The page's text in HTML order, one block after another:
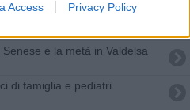
Access Privacy Policy
i lavori per la nuova piscina
e la metà in Valdelsa
di famiglia e pediatri